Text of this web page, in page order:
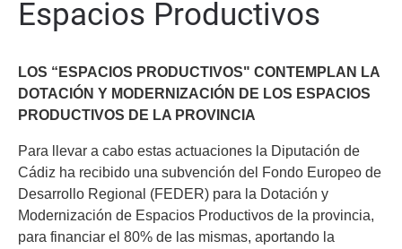
Espacios Productivos
LOS “ESPACIOS PRODUCTIVOS" CONTEMPLAN LA
DOTACIÓN Y MODERNIZACIÓN DE LOS ESPACIOS
PRODUCTIVOS DE LA PROVINCIA
Para llevar a cabo estas actuaciones la Diputación de
Cádiz ha recibido una subvención del Fondo Europeo de
Desarrollo Regional (FEDER) para la Dotación y
Modernización de Espacios Productivos de la provincia,
para financiar el 80% de las mismas, aportando la